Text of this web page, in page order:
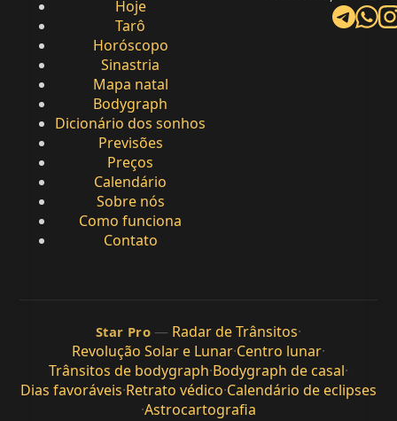
Hoje
Tarô
Horóscopo
Sinastria
Mapa natal
Bodygraph
Dicionário dos sonhos
Previsões
Preços
Calendário
Sobre nós
Como funciona
Contato
Star Pro — Radar de Trânsitos·
Revolução Solar e Lunar·Centro lunar·
Trânsitos de bodygraph·Bodygraph de casal·
Dias favoráveis·Retrato védico·Calendário de eclipses
·Astrocartografia